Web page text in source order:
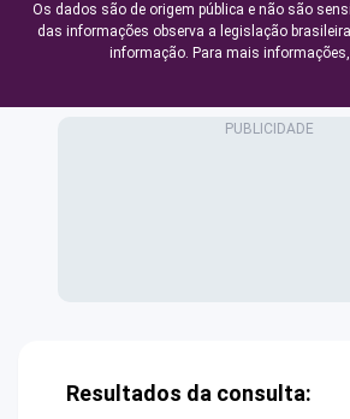
Os dados são de origem pública e não são
das informações observa a legislação
informação. Para mais informações,
Resultados da consulta: